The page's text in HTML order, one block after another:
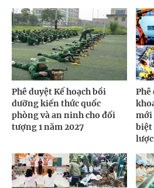
Phê duyệt Kế hoạch bồi
dưỡng kiến thức quốc
phòng và an ninh cho đối
tượng 1 năm 2027
mới
biệt
lược